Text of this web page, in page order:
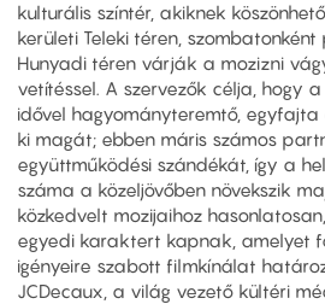
kulturális színtér, akiknek
kerületi Teleki téren,
Hunyadi téren várják a mozizni
vetítéssel. A szervezők célja, hogy a
idővel hagyományteremtő, egyfajta
ki magát; ebben máris számos
együttműködési szándékát, így a
száma a közeljövőben növekszik
közkedvelt mozijaihoz
egyedi karaktert kapnak, amelyet
igényeire szabott filmkínálat
JCDecaux, a világ vezető kültéri